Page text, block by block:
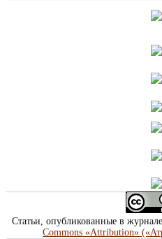
Статьи, опубликованные в
Commons «Attribution»